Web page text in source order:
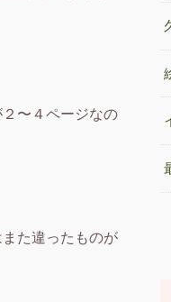
〜４ページなの
た違ったものが